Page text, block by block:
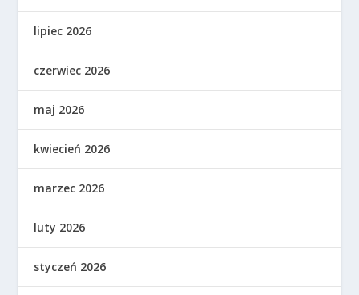
lipiec 2026
czerwiec 2026
maj 2026
kwiecień 2026
marzec 2026
luty 2026
styczeń 2026